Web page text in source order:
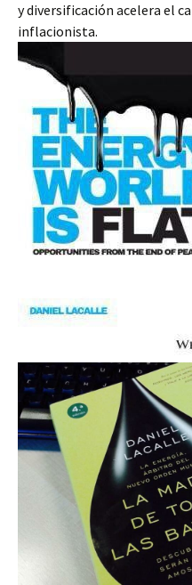
y diversificación acelera el
inflacionista.